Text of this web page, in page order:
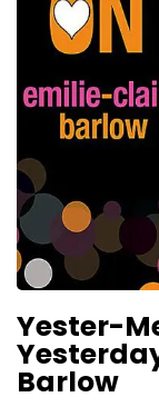
Yester-
Barlow